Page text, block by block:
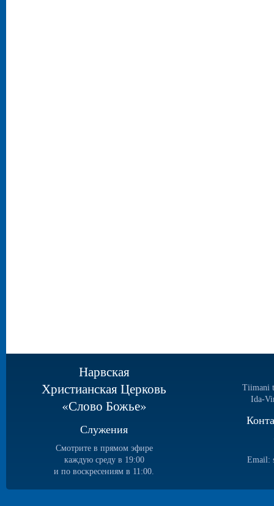
Нарвская
Христианская Церковь
«Слово Божье»
Служения
Смотрите в прямом эфире
каждую среду в 19:00
и по воскресениям в 11:00.
Tiimani
Ida-
Email: